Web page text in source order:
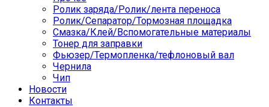
Ролик заряда/Ролик/лента переноса
Ролик/Сепаратор/Тормозная площадка
Смазка/Клей/Вспомогательные материалы
Тонер для заправки
Фьюзер/Термопленка/тефлоновый вал
Чернила
Чип
Новости
Контакты